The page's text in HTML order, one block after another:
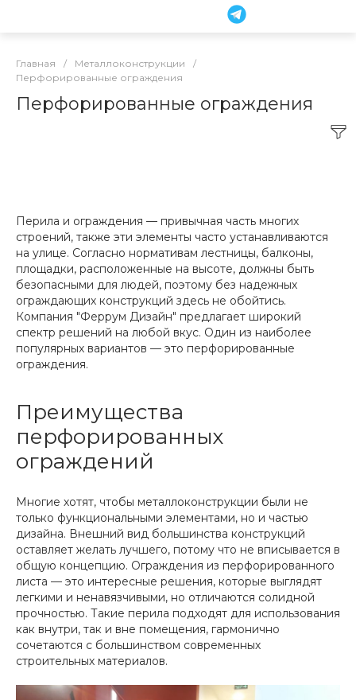
Главная / Металлоконструкции
/
Перфорированные ограждения
Перфорированные ограждения
Перила и ограждения — привычная часть многих
строений, также эти элементы часто устанавливаются
на улице. Согласно нормативам лестницы, балконы,
площадки, расположенные на высоте, должны быть
безопасными для людей, поэтому без надежных
ограждающих конструкций здесь не обойтись.
Компания "Феррум Дизайн" предлагает широкий
спектр решений на любой вкус. Один из наиболее
популярных вариантов — это перфорированные
ограждения.
Преимущества
перфорированных
ограждений
Многие хотят, чтобы металлоконструкции были не
только функциональными элементами, но и частью
дизайна. Внешний вид большинства конструкций
оставляет желать лучшего, потому что не вписывается в
общую концепцию. Ограждения из перфорированного
листа — это интересные решения, которые выглядят
легкими и ненавязчивыми, но отличаются солидной
прочностью. Такие перила подходят для использования
как внутри, так и вне помещения, гармонично
сочетаются с большинством современных
строительных материалов.